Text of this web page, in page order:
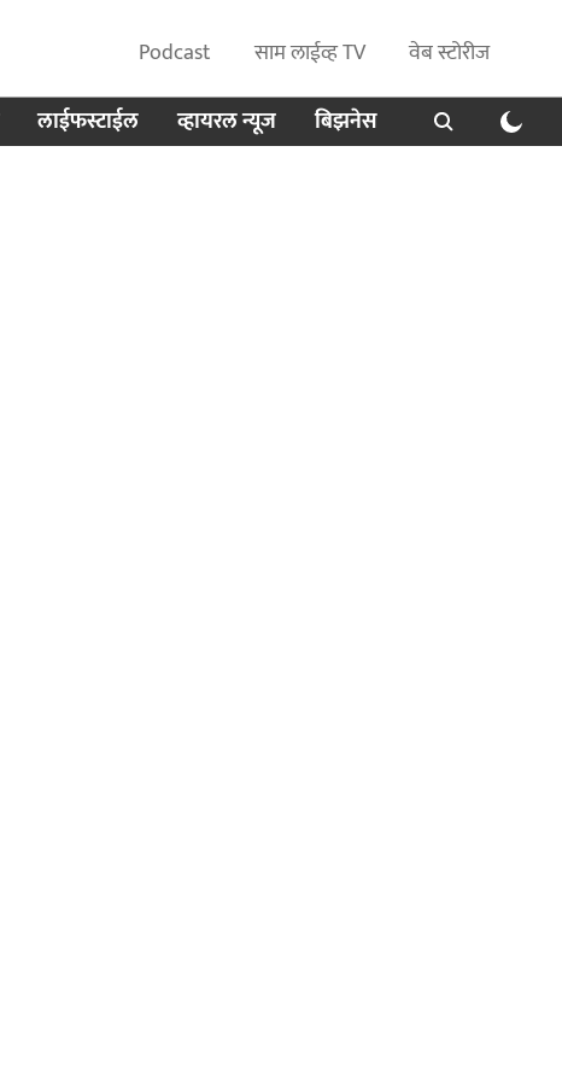
Podcast साम लाईव्ह TV
वेब स्टोरीज
लाईफस्टाईल व्हायरल न्यूज बिझनेस